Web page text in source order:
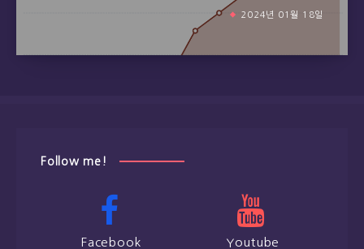
2024년 01월 18일
Follow me!
Facebook Youtube